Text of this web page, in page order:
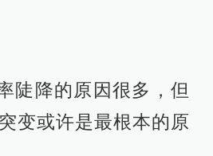
陡降的原因很多，但
变或许是最根本的原